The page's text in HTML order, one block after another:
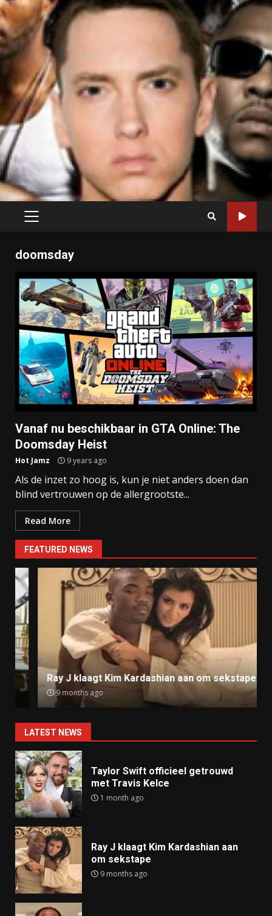
PRIMARY
doomsday
Vanaf nu beschikbaar in GTA Online: The
Doomsday Heist
Hot Jamz 9 years ago
Als de inzet zo hoog is, kun je niet anders doen dan
blind vertrouwen op de allergrootste...
Read More
FEATURED NEWS
Ray J klaagt Kim Kardashian aan om sekstape
9 months ago
LATEST NEWS
Taylor Swift officieel getrouwd
met Travis Kelce
1 month ago
Ray J klaagt Kim Kardashian aan
om sekstape
9 months ago